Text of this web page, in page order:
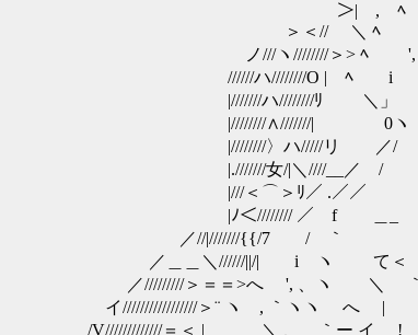
＞| , ﾍ , ￣ {
＞＜//ゝ ＼ ﾍ ゝ V
ノ///ヽ////////＞> ﾍ ', V////
//////ハ////////O | ﾍ i
|///////ハ////////ﾘ ＼」
|////////∧///////| 0ヽ
|////////〉ハ/////リ ／/ i
|.///////女/|＼////__／ / |＿_
|///＜⌒＞ﾘ／ .／／￣￣￣
|ﾉ＜//////// ／ f ＿_ r＝⌒
／//|///////{{/7 / ｀ ｀ヽ´
／＿＿＼//////||/| i ヽ て＜ ＞
／/////////＞＝＝>へ ', 、ヽ ＼ ｀
イ/////////////////＞¨ ヽ , ｀ヽヽ へ |
/V/////////////＝＜ | ＼ 、 ｀ー イ